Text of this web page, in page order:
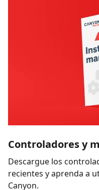
Controladores y
Descargue los
recientes y aprenda a
Canyon.